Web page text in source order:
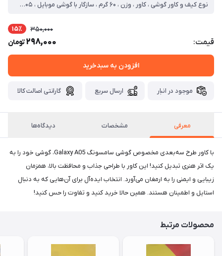
نوع کیف و کاور گوشی ، کاور ، وزن ، ۶۰ گرم ، سازگار با گوشی موبایل ، Samsung Galaxy A۰۵ ، ساختار ، مات ، سطح پوشش ، قاب پشتی ، لبه بالایی ، لبه پایینی ، لبه چپ ، لبه راست ، حفاظت از دکمه‌ها
قیمت:
350,000 15٪
298,000تومان
افزودن به سبدخرید
موجود در انبار ارسال سریع گارانتی اصالت کالا
معرفی مشخصات دیدگاه‌ها
با کاور طرح سه‌بعدی مخصوص گوشی سامسونگ Galaxy A05، گوشی خود را به
یک اثر هنری تبدیل کنید! این کاور با طراحی جذاب و محافظت بالا، همزمان
زیبایی و ایمنی را به ارمغان می‌آورد. انتخاب ایده‌آل برای آن‌هایی که به دنبال
استایل و اطمینان هستند. همین حالا خرید کنید و تفاوت را حس کنید!
محصولات مرتبط